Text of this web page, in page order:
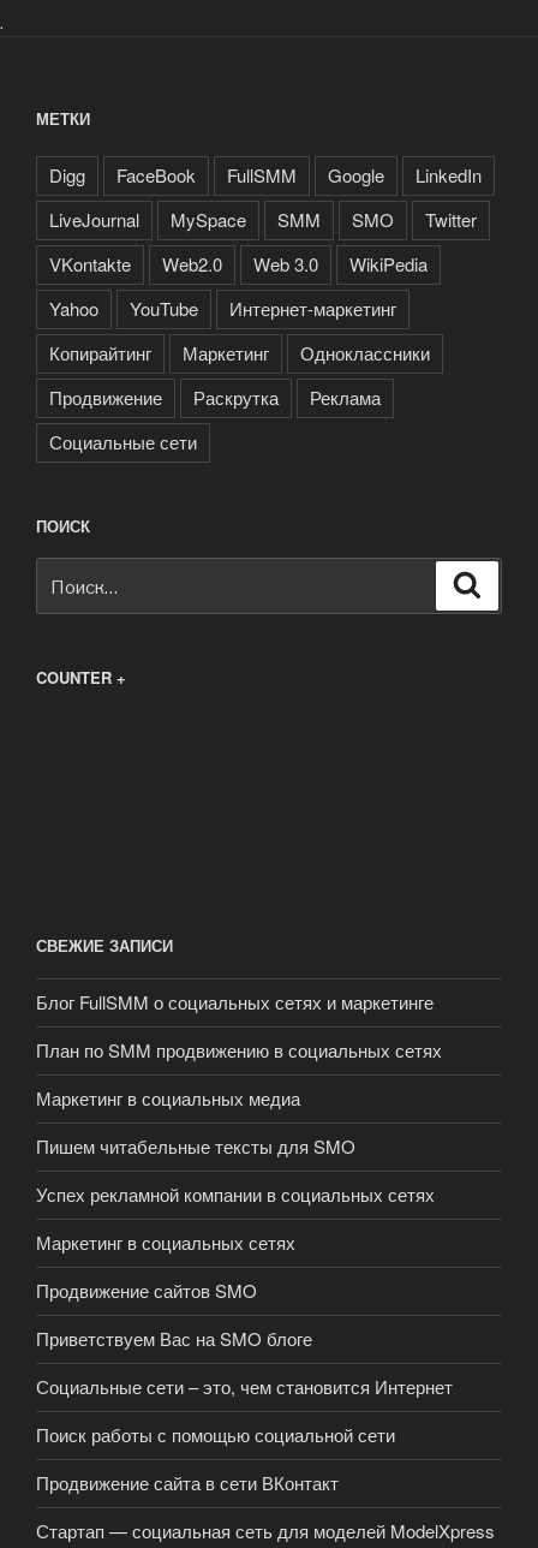
.
МЕТКИ
Digg FaceBook FullSMM Google
LinkedIn
LiveJournal
MySpace SMM SMO
Twitter
VKontakte
Web2.0 Web 3.0
WikiPedia
Yahoo
YouTube
Интернет-маркетинг
Копирайтинг
Маркетинг
Одноклассники
Продвижение
Раскрутка
Реклама
Социальные сети
ПОИСК
COUNTER +
СВЕЖИЕ ЗАПИСИ
Блог FullSMM о социальных сетях и маркетинге
План по SMM продвижению в социальных сетях
Маркетинг в социальных медиа
Пишем читабельные тексты для SMO
Успех рекламной компании в социальных сетях
Маркетинг в социальных сетях
Продвижение сайтов SMO
Приветствуем Вас на SMO блоге
Социальные сети – это, чем становится Интернет
Поиск работы с помощью социальной сети
Продвижение сайта в сети ВКонтакт
Стартап — социальная сеть для моделей ModelXpress